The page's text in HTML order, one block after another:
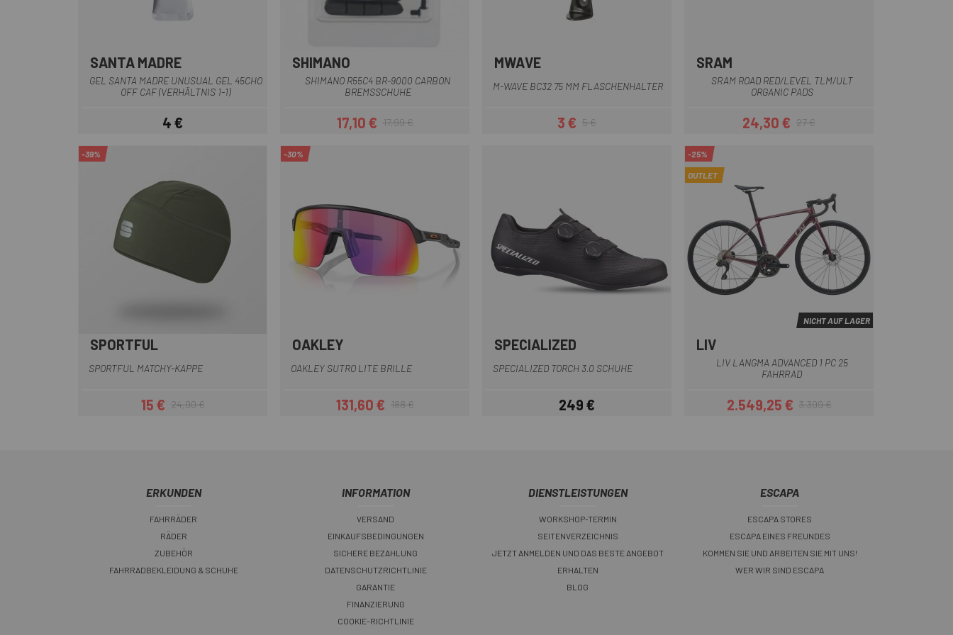
Multi
SANTA MADRE
GEL SANTA MADRE UNUSUAL GEL 45CHO
OFF CAF (VERHÄLTNIS 1-1)
Preis
4 €
SHIMANO
SHIMANO R55C4 BR-9000 CARBON
BREMSSCHUHE
Preis
17,10 €Regulärer Preis
17,99 €
MWAVE
M-WAVE BC32 75 MM FLASCHENHALTER
Preis
3 € Regulärer Preis
5 €
SRAM
SRAM ROAD RED/LEVEL TLM/ULT
ORGANIC PADS
Preis
24,30 €Regulärer Preis
27 €
Blau
-39%
SPORTFUL
SPORTFUL MATCHY-KAPPE
Preis
15 € Regulärer Preis
24,90 €
-30%
OAKLEY
OAKLEY SUTRO LITE BRILLE
Preis
131,60 €Regulärer Preis
188 €
BlauWeißSchwarz
SPECIALIZED
SPECIALIZED TORCH 3.0 SCHUHE
Preis
249 €
-25%
OUTLET
NICHT AUF LAGER
LIV
LIV LANGMA ADVANCED 1 PC 25
FAHRRAD
Preis
2.549,25 €Regulärer Preis
3.399 €
ERKUNDEN
FAHRRÄDER
RÄDER
ZUBEHÖR
FAHRRADBEKLEIDUNG & SCHUHE
INFORMATION
VERSAND
EINKAUFSBEDINGUNGEN
SICHERE BEZAHLUNG
DATENSCHUTZRICHTLINIE
GARANTIE
FINANZIERUNG
COOKIE-RICHTLINIE
DIENSTLEISTUNGEN
WORKSHOP-TERMIN
SEITENVERZEICHNIS
JETZT ANMELDEN UND DAS BESTE ANGEBOT
ERHALTEN
BLOG
ESCAPA
ESCAPA STORES
ESCAPA EINES FREUNDES
KOMMEN SIE UND ARBEITEN SIE MIT UNS!
WER WIR SIND ESCAPA